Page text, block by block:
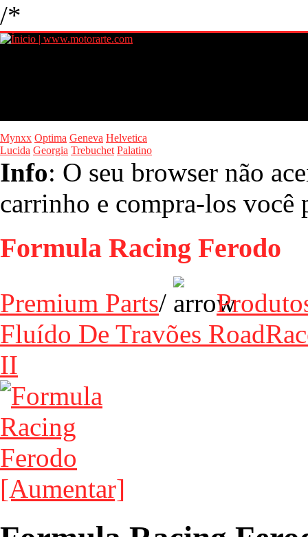
/*
Mynxx Optima Geneva Helvetica
Lucida Georgia Trebuchet Palatino
Info: O seu browser não
carrinho e compra-los você
Formula Racing Ferodo
Premium Parts/
Fluído De Travões
II
[Aumentar]